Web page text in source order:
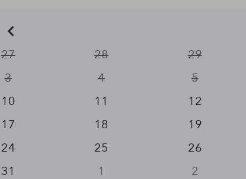
27
28 29
3
4 5
10
11 12
17
18 19
24
25 26
31
1 2